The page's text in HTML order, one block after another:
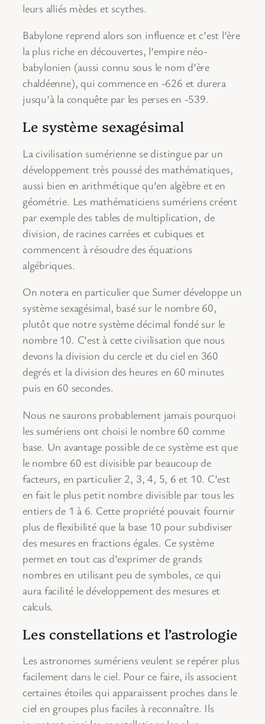
leurs alliés mèdes et scythes.
Babylone reprend alors son influence et c’est l’ère
la plus riche en découvertes, l’empire néo-
babylonien (aussi connu sous le nom d’ère
chaldéenne), qui commence en -626 et durera
jusqu’à la conquête par les perses en -539.
Le système sexagésimal
La civilisation sumérienne se distingue par un
développement très poussé des mathématiques,
aussi bien en arithmétique qu’en algèbre et en
géométrie. Les mathématiciens sumériens créent
par exemple des tables de multiplication, de
division, de racines carrées et cubiques et
commencent à résoudre des équations
algébriques.
On notera en particulier que Sumer développe un
système sexagésimal, basé sur le nombre 60,
plutôt que notre système décimal fondé sur le
nombre 10. C’est à cette civilisation que nous
devons la division du cercle et du ciel en 360
degrés et la division des heures en 60 minutes
puis en 60 secondes.
Nous ne saurons probablement jamais pourquoi
les sumériens ont choisi le nombre 60 comme
base. Un avantage possible de ce système est que
le nombre 60 est divisible par beaucoup de
facteurs, en particulier 2, 3, 4, 5, 6 et 10. C’est
en fait le plus petit nombre divisible par tous les
entiers de 1 à 6. Cette propriété pouvait fournir
plus de flexibilité que la base 10 pour subdiviser
des mesures en fractions égales. Ce système
permet en tout cas d’exprimer de grands
nombres en utilisant peu de symboles, ce qui
aura facilité le développement des mesures et
calculs.
Les constellations et l’astrologie
Les astronomes sumériens veulent se repérer plus
facilement dans le ciel. Pour ce faire, ils associent
certaines étoiles qui apparaissent proches dans le
ciel en groupes plus faciles à reconnaître. Ils